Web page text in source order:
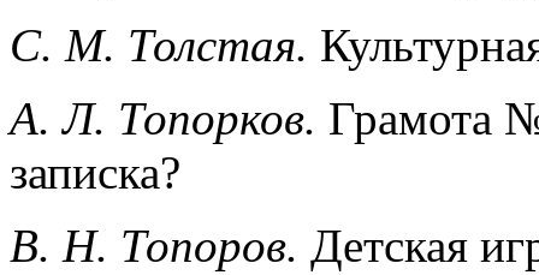
С. М. Толстая.
A. Л. Топорков. Грамота
записка?
B. Н. Топоров. Детская